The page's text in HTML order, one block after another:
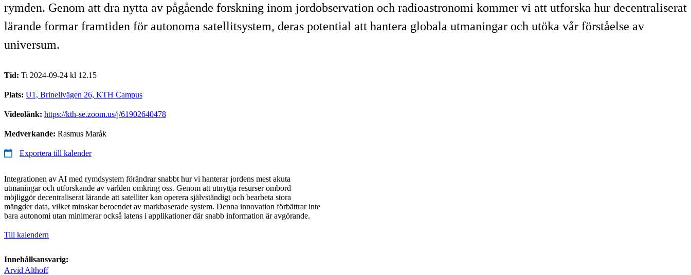
rymden. Genom att dra nytta av pågående forskning inom jordobservation och radioastronomi kommer vi att utforska hur decentraliserat
lärande formar framtiden för autonoma satellitsystem, deras potential att hantera globala utmaningar och utöka vår förståelse av
universum.
Tid: Ti 2024-09-24 kl 12.15
Plats: U1, Brinellvägen 26, KTH Campus
Videolänk: https://kth-se.zoom.us/j/61902640478
Medverkande: Rasmus Maråk
Exportera till kalender
Integrationen av AI med rymdsystem förändrar snabbt hur vi hanterar jordens mest akuta
utmaningar och utforskande av världen omkring oss. Genom att utnyttja resurser ombord
möjliggör decentraliserat lärande att satelliter kan operera självständigt och bearbeta stora
mängder data, vilket minskar beroendet av markbaserade system. Denna innovation förbättrar inte
bara autonomi utan minimerar också latens i applikationer där snabb information är avgörande.
Till kalendern
Innehållsansvarig:
Arvid Althoff